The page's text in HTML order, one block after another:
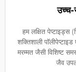
उच्च-
हम लक्षित पेप्टाइड्स
शक्तिशाली
मरम्मत जैसी विशिष्ट
जैव